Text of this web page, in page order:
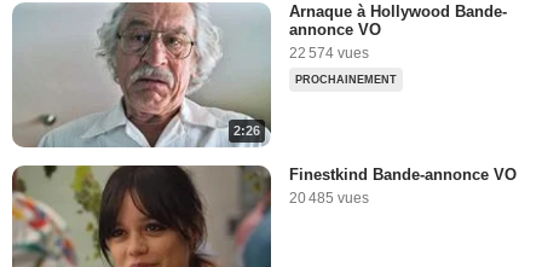
2:26
Arnaque à Hollywood Bande-
annonce VO
22 574 vues
PROCHAINEMENT
Finestkind Bande-annonce VO
20 485 vues